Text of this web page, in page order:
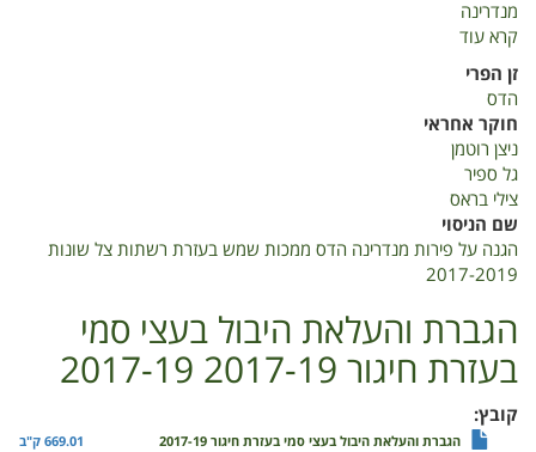
מנדרינה
קרא עוד
מנדרינה
הדס
שמש
בעזרת
רשתות
צל
2017-
2019
זן הפרי
הדס
חוקר אחראי
ניצן רוטמן
גל ספיר
צילי בראס
שם הניסוי
הגנה על פירות מנדרינה הדס ממכות שמש בעזרת רשתות צל שונות
2017-2019
הגברת והעלאת היבול בעצי סמי
בעזרת חיגור 2017-19 2017-19
קובץ
הגברת והעלאת היבול בעצי סמי בעזרת חיגור 2017-19 669.01 ק"ב